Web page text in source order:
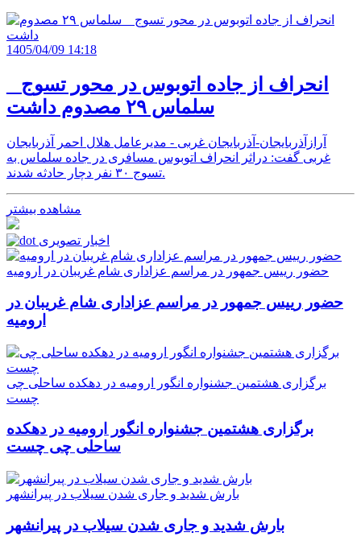
1405/04/09 14:18
انحراف از جاده اتوبوس در محور تسوج _
سلماس ۲۹ مصدوم داشت
آرازآذربایجان-آذربایجان غربی - مدیرعامل هلال احمر آذربایجان
غربی گفت: دراثر انحراف اتوبوس مسافری در جاده سلماس به
تسوج ۳۰ نفر دچار حادثه شدند.
مشاهده بیشتر
اخبار تصویری
حضور رییس جمهور در مراسم عزاداری شام غریبان در ارومیه
حضور رییس جمهور در مراسم عزاداری شام غریبان در
ارومیه
برگزاری هشتمین جشنواره انگور ارومیه در دهکده ساحلی چی
چست
برگزاری هشتمین جشنواره انگور ارومیه در دهکده
ساحلی چی چست
بارش شدید و جاری شدن سیلاب در پیرانشهر
بارش شدید و جاری شدن سیلاب در پیرانشهر